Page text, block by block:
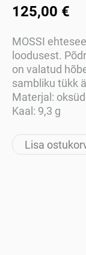
125,00 €
MOSSI
loodusest.
on valatud
sambliku tükk
Materjal:
Kaal: 9,3 g
Lisa